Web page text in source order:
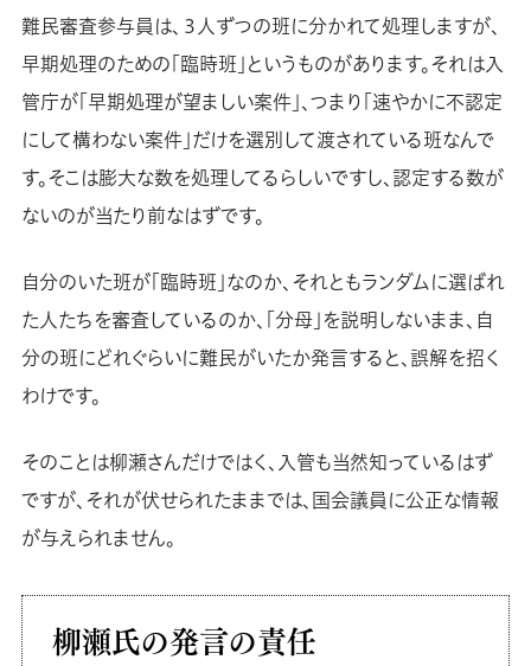
難民審査参与員は、３人ずつの班に分かれて処理しますが、
早期処理のための「臨時班」というものがあります。それは入
管庁が「早期処理が望ましい案件」、つまり「速やかに不認定
にして構わない案件」だけを選別して渡されている班なんで
す。そこは膨大な数を処理してるらしいですし、認定する数が
ないのが当たり前なはずです。
自分のいた班が「臨時班」なのか、それともランダムに選ばれ
た人たちを審査しているのか、「分母」を説明しないまま、自
分の班にどれぐらいに難民がいたか発言すると、誤解を招く
わけです。
そのことは柳瀬さんだけではく、入管も当然知っているはず
ですが、それが伏せられたままでは、国会議員に公正な情報
が与えられません。
柳瀬氏の発言の責任